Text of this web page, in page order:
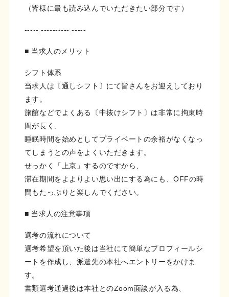
（皆様に最も読み込んでいただきたい部分です）
-----.----------.-----
■ 当求人のメリット
シフト体系
当求人は〔通しシフト〕にて皆さんをお迎えしており
ます。
旅館などでよくある〔中抜けシフト〕は非常に拘束時
間が長く、
睡眠時間を始めとしてプライベートの余裕がなくなっ
てしまうとの声をよくいただきます。
せっかく「上京」するのですから、
滞在期間をよよりよい思い出にする為にも、OFFの時
間もたっぷりと楽しんでください。
■ 当求人の注意事項
選考の流れについて
選考希望を頂いた後は当社にて簡単なプロフィールシ
ートを作成し、派遣先の本社へエントリーをかけま
す。
書類選考通過後は本社とのZoom面談が入る為、